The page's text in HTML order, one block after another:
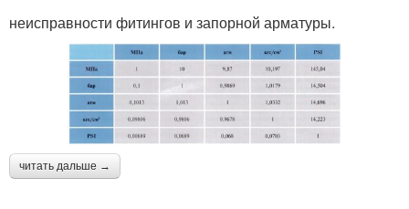
неисправности фитингов и запорной арматуры.
читать дальше →